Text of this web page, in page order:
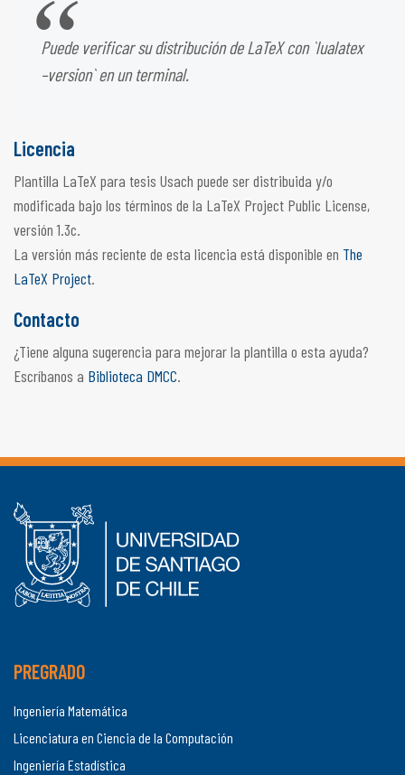
Puede verificar su distribución de LaTeX con `lualatex
–version` en un terminal.
Licencia
Plantilla LaTeX para tesis Usach puede ser distribuida y/o
modificada bajo los términos de la LaTeX Project Public License,
versión 1.3c.
La versión más reciente de esta licencia está disponible en The
LaTeX Project.
Contacto
¿Tiene alguna sugerencia para mejorar la plantilla o esta ayuda?
Escríbanos a Biblioteca DMCC.
PREGRADO
Ingeniería Matemática
Licenciatura en Ciencia de la Computación
Ingeniería Estadística